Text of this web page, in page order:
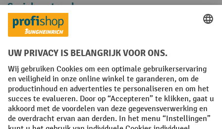
Sociale netwerken
Facebook
YouTube
LinkedInInstagram
Algemene leveringsvoorwaarden Copyright
Privacyverklaring Privacy Instellingen
All prices excl. VAT plusshipping costs and possible delivery charges,